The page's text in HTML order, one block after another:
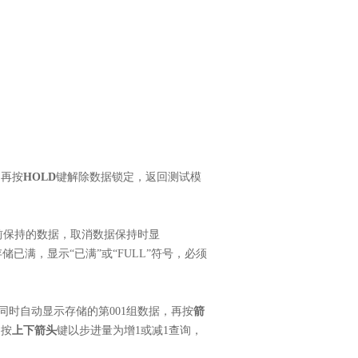
按HOLD键解除数据锁定，返回测试模
持的数据，取消数据保持时显
已满，显示“已满”或“FULL”符号，必须
时自动显示存储的第001组数据，再按箭
上下箭头键以步进量为增1或减1查询，